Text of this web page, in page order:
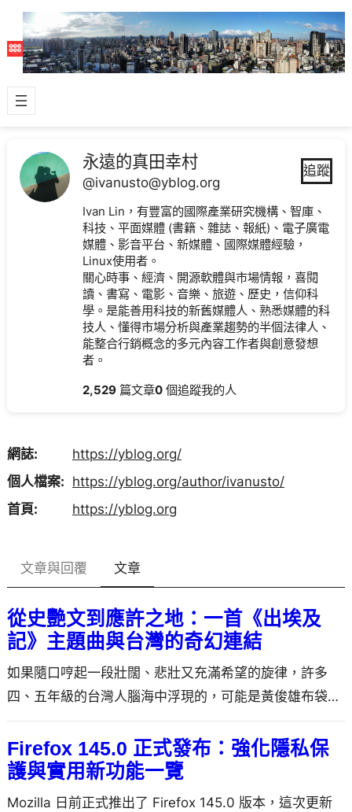
主
容
永遠的真田幸村
@ivanusto@yblog.org
追蹤
Ivan Lin，有豐富的國際產業研究機構、智庫、
科技、平面媒體 (書籍、雜誌、報紙)、電子廣電
媒體、影音平台、新媒體、國際媒體經驗，
Linux使用者。
關心時事、經濟、開源軟體與市場情報，喜閱
讀、書寫、電影、音樂、旅遊、歷史，信仰科
學。是能善用科技的新舊媒體人、熟悉媒體的科
技人、懂得市場分析與產業趨勢的半個法律人、
能整合行銷概念的多元內容工作者與創意發想
者。
2,529篇文章0個追蹤我的人
網誌 https://yblog.org/
個人檔案
https://yblog.org/author/ivanusto/
首頁
https://yblog.org
文章與回覆 文章
從史艷文到應許之地：一首《出埃及
記》主題曲與台灣的奇幻連結
如果隨口哼起一段壯闊、悲壯又充滿希望的旋律，許多
四、五年級的台灣人腦海中浮現的，可能是黃俊雄布袋戲
Firefox 145.0 正式發布：強化隱私保
護與實用新功能一覽
Mozilla 日前正式推出了 Firefox 145.0 版本，這次更新